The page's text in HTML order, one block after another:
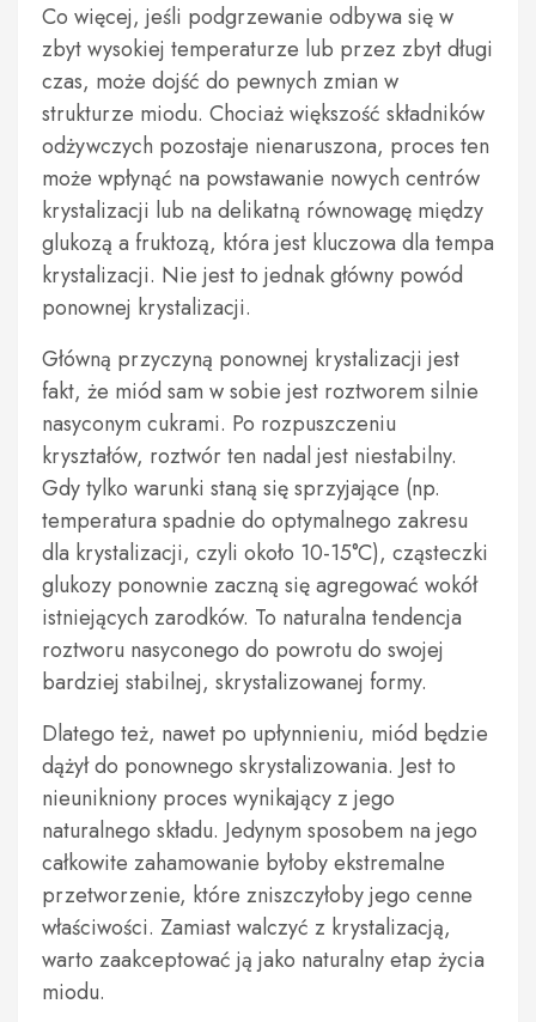
Co więcej, jeśli podgrzewanie odbywa się w
zbyt wysokiej temperaturze lub przez zbyt długi
czas, może dojść do pewnych zmian w
strukturze miodu. Chociaż większość składników
odżywczych pozostaje nienaruszona, proces ten
może wpłynąć na powstawanie nowych centrów
krystalizacji lub na delikatną równowagę między
glukozą a fruktozą, która jest kluczowa dla tempa
krystalizacji. Nie jest to jednak główny powód
ponownej krystalizacji.
Główną przyczyną ponownej krystalizacji jest
fakt, że miód sam w sobie jest roztworem silnie
nasyconym cukrami. Po rozpuszczeniu
kryształów, roztwór ten nadal jest niestabilny.
Gdy tylko warunki staną się sprzyjające (np.
temperatura spadnie do optymalnego zakresu
dla krystalizacji, czyli około 10-15°C), cząsteczki
glukozy ponownie zaczną się agregować wokół
istniejących zarodków. To naturalna tendencja
roztworu nasyconego do powrotu do swojej
bardziej stabilnej, skrystalizowanej formy.
Dlatego też, nawet po upłynnieniu, miód będzie
dążył do ponownego skrystalizowania. Jest to
nieunikniony proces wynikający z jego
naturalnego składu. Jedynym sposobem na jego
całkowite zahamowanie byłoby ekstremalne
przetworzenie, które zniszczyłoby jego cenne
właściwości. Zamiast walczyć z krystalizacją,
warto zaakceptować ją jako naturalny etap życia
miodu.